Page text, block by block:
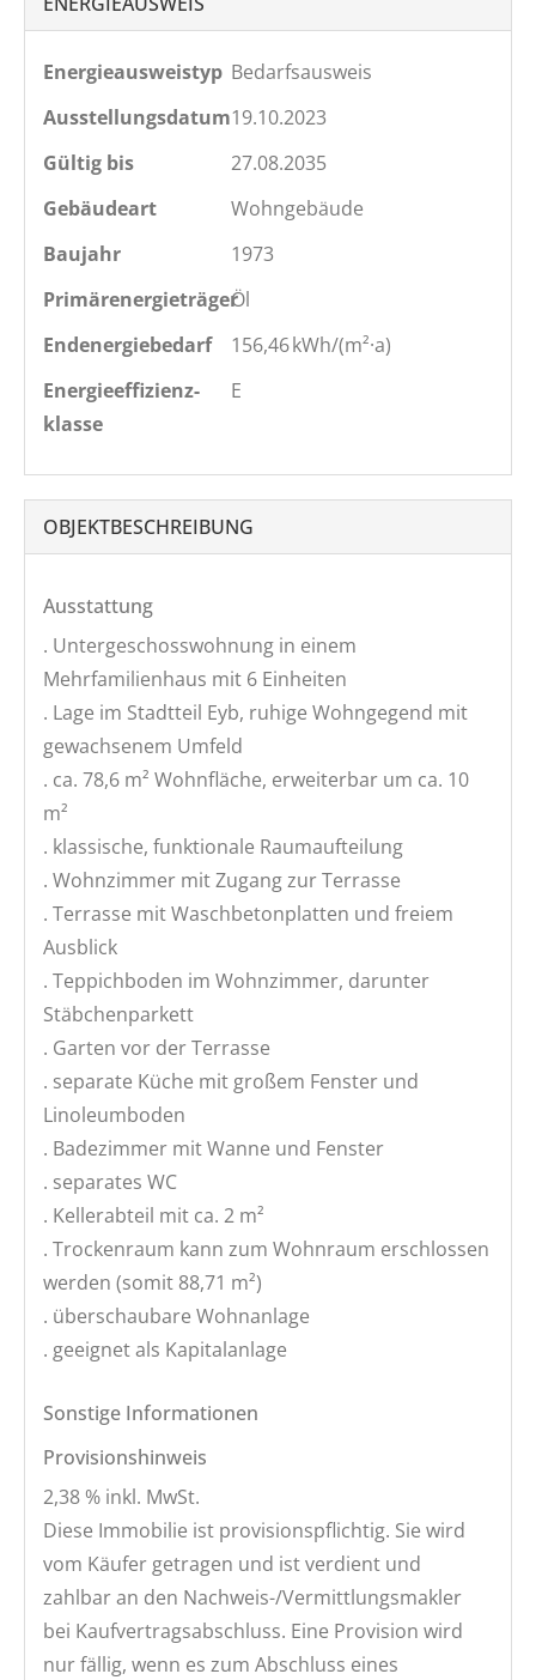
Energieausweistyp Bedarfs­ausweis
Ausstellungsdatum19.10.2023
Gültig bis
27.08.2035
Gebäudeart
Wohngebäude
Baujahr
1973
PrimärenergieträgerÖl
Endenergie­bedarf
156,46 kWh/(m²·a)
Energie­effizienz­
klasse
E
OBJEKT­BESCHREIBUNG
Ausstattung
. Untergeschosswohnung in einem
Mehrfamilienhaus mit 6 Einheiten
. Lage im Stadtteil Eyb, ruhige Wohngegend mit
gewachsenem Umfeld
. ca. 78,6 m² Wohnfläche, erweiterbar um ca. 10
m²
. klassische, funktionale Raumaufteilung
. Wohnzimmer mit Zugang zur Terrasse
. Terrasse mit Waschbetonplatten und freiem
Ausblick
. Teppichboden im Wohnzimmer, darunter
Stäbchenparkett
. Garten vor der Terrasse
. separate Küche mit großem Fenster und
Linoleumboden
. Badezimmer mit Wanne und Fenster
. separates WC
. Kellerabteil mit ca. 2 m²
. Trockenraum kann zum Wohnraum erschlossen
werden (somit 88,71 m²)
. überschaubare Wohnanlage
. geeignet als Kapitalanlage
Sonstige Informationen
Provisionshinweis
2,38 % inkl. MwSt.
Diese Immobilie ist provisionspflichtig. Sie wird
vom Käufer getragen und ist verdient und
zahlbar an den Nachweis-/Vermittlungsmakler
bei Kaufvertragsabschluss. Eine Provision wird
nur fällig, wenn es zum Abschluss eines